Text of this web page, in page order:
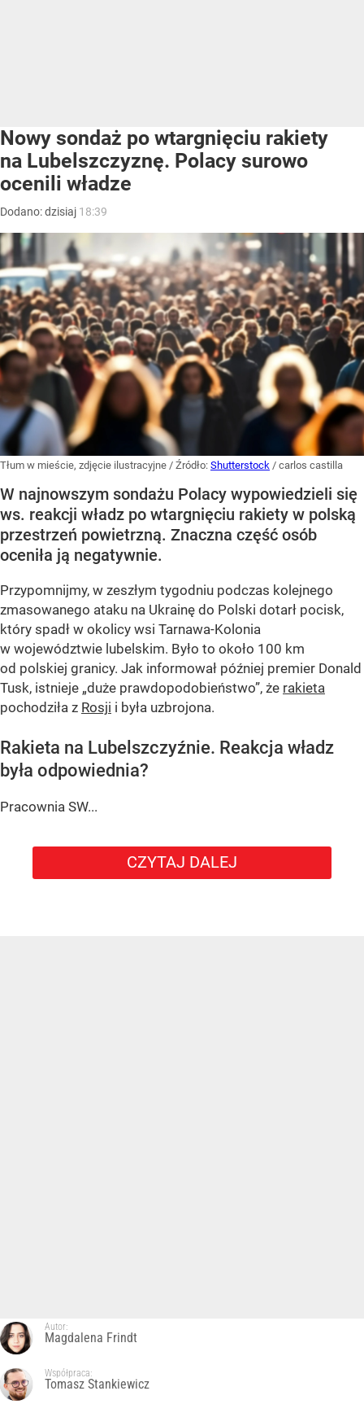
Nowy sondaż po wtargnięciu rakiety
na Lubelszczyznę. Polacy surowo
ocenili władze
Dodano:dzisiaj 18:39
Tłum w mieście, zdjęcie ilustracyjne / Źródło: Shutterstock / carlos castilla
W najnowszym sondażu Polacy wypowiedzieli się
ws. reakcji władz po wtargnięciu rakiety w polską
przestrzeń powietrzną. Znaczna część osób
oceniła ją negatywnie.
Przypomnijmy, w zeszłym tygodniu podczas kolejnego
zmasowanego ataku na Ukrainę do Polski dotarł pocisk,
który spadł w okolicy wsi Tarnawa-Kolonia
w województwie lubelskim. Było to około 100 km
od polskiej granicy. Jak informował później premier Donald
Tusk, istnieje „duże prawdopodobieństwo”, że rakieta
pochodziła z Rosji i była uzbrojona.
Rakieta na Lubelszczyźnie. Reakcja władz
była odpowiednia?
Pracownia SW...
CZYTAJ DALEJ
Autor:
Magdalena Frindt
Współpraca:
Tomasz Stankiewicz